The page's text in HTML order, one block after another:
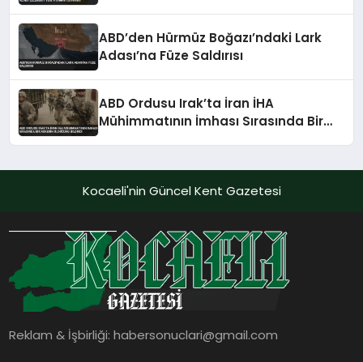
ABD’den Hürmüz Boğazı’ndaki Lark
Adası’na Füze Saldırısı
ABD Ordusu Irak’ta İran İHA
Mühimmatının İmhası Sırasında Bir
Kocaeli'nin Güncel Kent Gazetesi
Reklam & İşbirliği:habersonuclari@gmail.com